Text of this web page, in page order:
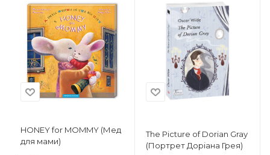
HONEY for MOMMY (Мед
для мами)
The Picture of Dorian Gray
(Портрет Доріана Грея)